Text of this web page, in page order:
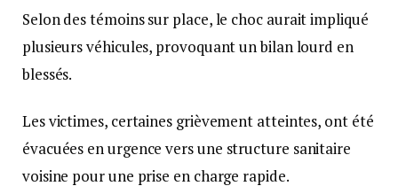
Selon des témoins sur place, le choc aurait impliqué
plusieurs véhicules, provoquant un bilan lourd en
blessés.
Les victimes, certaines grièvement atteintes, ont été
évacuées en urgence vers une structure sanitaire
voisine pour une prise en charge rapide.